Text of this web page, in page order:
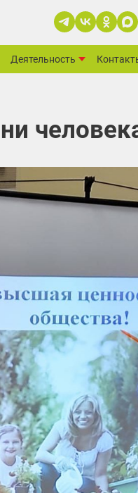
Деятельность